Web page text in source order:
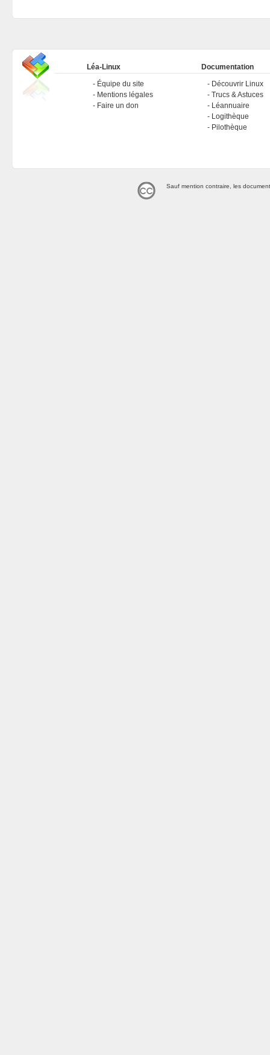
Léa-Linux
Équipe du site
Mentions légales
Faire un don
Documentation
Découvrir Linux
Trucs & Astuces
Léannuaire
Logithèque
Pilothèque
Sauf mention contraire, les